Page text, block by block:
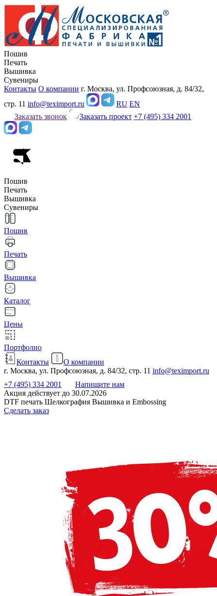
Пошив
Печать
Вышивка
Сувениры
Контакты О компании г. Москва, ул. Профсоюзная, д. 84/32,
стр. 11 info@teximport.ru RU EN
Заказать звонок
Заказать проект +7 (495) 334 2001
Пошив
Печать
Вышивка
Сувениры
Пошив
Печать
Вышивка
Каталог
Цены
Портфолио
Контакты
О компании
г. Москва, ул. Профсоюзная, д. 84/32, стр. 11 info@teximport.ru
+7 (495) 334 2001
Напишите нам
Акция действует до 30.07.2026
DTF печать Шелкография Вышивка и Embossing
Сделать заказ